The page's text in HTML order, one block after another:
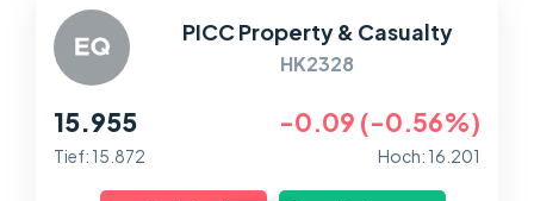
PICC Property & Casualty
HK2328
15.955 -0.09 (-0.56%)
Tief: 15.872 Hoch: 16.201